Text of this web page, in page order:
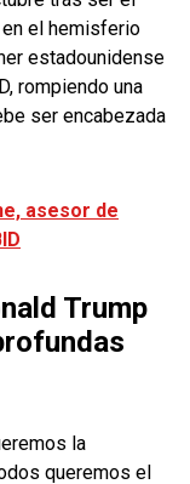
el hemisferio
estadounidense
rompiendo una
ser encabezada
asesor de
Trump
la
queremos el